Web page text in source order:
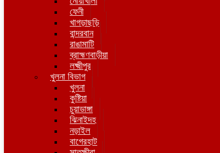
ফেনী
খাগড়াছড়ি
বান্দরবান
রাঙামাটি
ব্রাহ্মণবাড়ীয়া
লক্ষ্মীপুর
খুলনা বিভাগ
খুলনা
কুষ্টিয়া
চুয়াডাঙ্গা
ঝিনাইদহ
নড়াইল
বাগেরহাট